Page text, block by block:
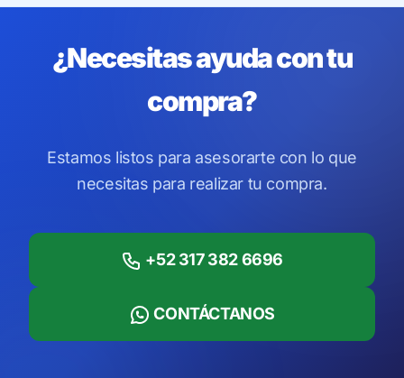
¿Necesitas ayuda con tu
compra?
Estamos listos para asesorarte con lo que
necesitas para realizar tu compra.
+52 317 382 6696
CONTÁCTANOS